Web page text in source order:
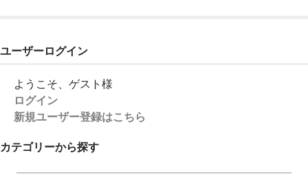
ユーザーログイン
ようこそ、ゲスト様
ログイン
新規ユーザー登録はこちら
カテゴリーから探す